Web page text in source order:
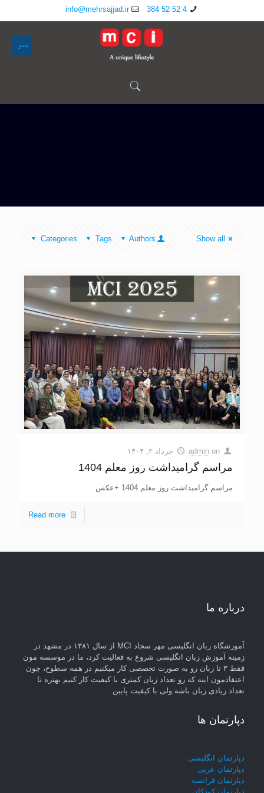
4 52 52 384
info@mehrsajjad.ir
منو
Categories Tags Authors Show all
admin on خرداد ۲, ۱۴۰۴
مراسم گرامیداشت روز معلم 1404
مراسم گرامیداشت روز معلم 1404 +عکس
Read more
درباره ما
آموزشگاه زبان انگلیسی مهر سجاد MCI از سال ۱۳۸۱ در مشهد در
زمینه آموزش زبان انگلیسی شروع به فعالیت کرد، ما در موسسه مون
فقط ۳ تا زبان رو به صورت تخصصی کار میکنیم در همه سطوح، چون
اعتقادمون اینه که رو تعداد زبان کمتری با کیفیت کار کنیم بهتره تا
تعداد زیادی زبان باشه ولی با کیفیت پایین.
دپارتمان ها
دپارتمان انگلیسی
دپارتمان عربی
دپارتمان فرانسه
دپارتمان کودکان